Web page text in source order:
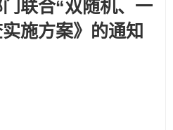
联合“双随机、一
施方案》的通知